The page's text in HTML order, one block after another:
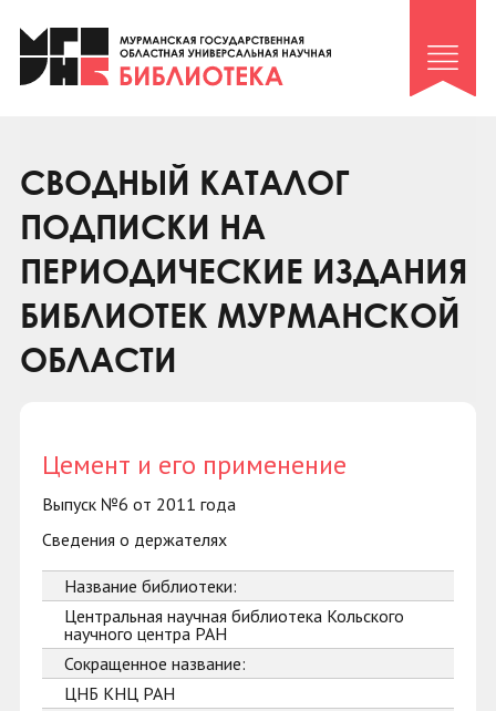
Клуб «Гиря и сельдерей»
Клуб «Семейный архив»
Коллегам
Контакты
СВОДНЫЙ КАТАЛОГ
ПОДПИСКИ НА
ПЕРИОДИЧЕСКИЕ ИЗДАНИЯ
БИБЛИОТЕК МУРМАНСКОЙ
ОБЛАСТИ
Цемент и его применение
Выпуск №6 от 2011 года
Сведения о держателях
Название библиотеки:
Центральная научная библиотека Кольского
научного центра РАН
Сокращенное название:
ЦНБ КНЦ РАН